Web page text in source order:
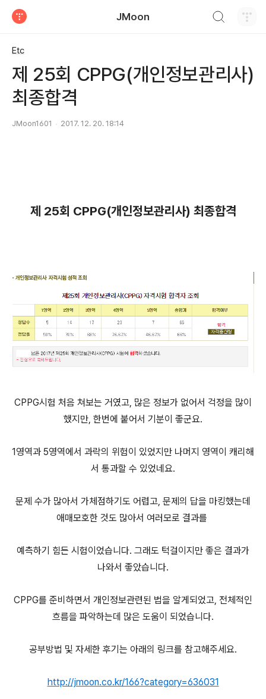
JMoon
Etc
제 25회 CPPG(개인정보관리사)
최종합격
JMoon1601 2017. 12. 20. 18:14
제 25회 CPPG(개인정보관리사) 최종합격
CPPG시험 처음 쳐보는 거였고, 많은 정보가 없어서 걱정을 많이
했지만, 한번에 붙어서 기분이 좋군요.
1영역과 5영역에서 과락의 위험이 있었지만 나머지 영역이 캐리해
서 통과할 수 있었네요.
문제 수가 많아서 가체점하기도 어렵고, 문제의 답을 마킹했는데
애매모호한 것도 많아서 여러모로 결과를
예측하기 힘든 시험이었습니다. 그래도 턱걸이지만 좋은 결과가
나와서 좋았습니다.
CPPG를 준비하면서 개인정보관련된 법을 알게되었고, 전체적인
흐름을 파악하는데 많은 도움이 되었습니다.
공부방법 및 자세한 후기는 아래의 링크를 참고해주세요.
http://jmoon.co.kr/166?category=636031